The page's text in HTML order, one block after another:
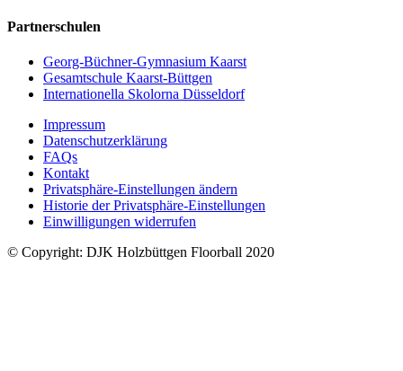
Partnerschulen
Georg-Büchner-Gymnasium Kaarst
Gesamtschule Kaarst-Büttgen
Internationella Skolorna Düsseldorf
Impressum
Datenschutzerklärung
FAQs
Kontakt
Privatsphäre-Einstellungen ändern
Historie der Privatsphäre-Einstellungen
Einwilligungen widerrufen
© Copyright: DJK Holzbüttgen Floorball 2020